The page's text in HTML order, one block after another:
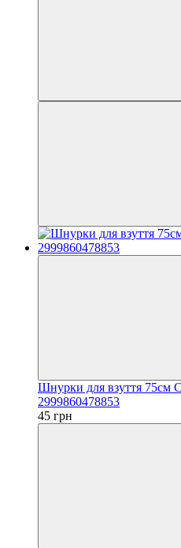
Шнурки для взуття 75см
2999860478853
45 грн